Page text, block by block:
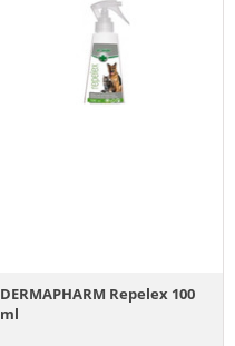
DERMAPHARM Repelex 100
ml